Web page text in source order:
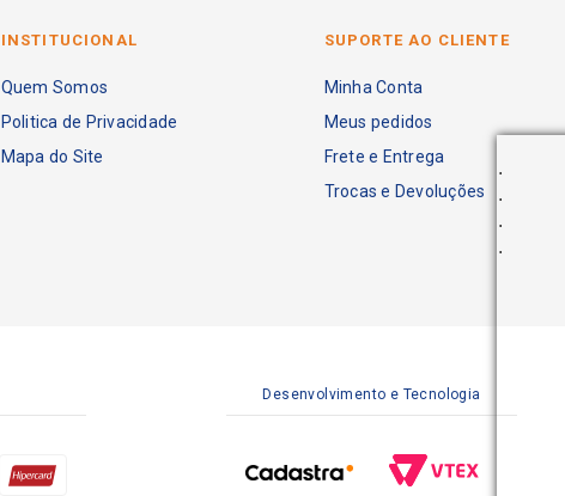
.
.
.
.
INSTITUCIONAL
Quem Somos
Politica de Privacidade
Mapa do Site
SUPORTE AO CLIENTE
Minha Conta
Meus pedidos
Frete e Entrega
Trocas e Devoluções
Desenvolvimento e Tecnologia